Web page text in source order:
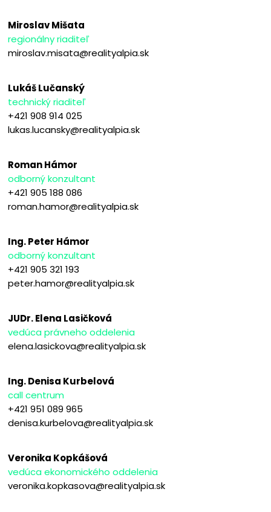
Miroslav Mišata
regionálny riaditeľ
miroslav.misata@realityalpia.sk
Lukáš Lučanský
technický riaditeľ
+421 908 914 025
lukas.lucansky@realityalpia.sk
Roman Hámor
odborný konzultant
+421 905 188 086
roman.hamor@realityalpia.sk
Ing. Peter Hámor
odborný konzultant
+421 905 321 193
peter.hamor@realityalpia.sk
JUDr. Elena Lasičková
vedúca právneho oddelenia
elena.lasickova@realityalpia.sk
Ing. Denisa Kurbelová
call centrum
+421 951 089 965
denisa.kurbelova@realityalpia.sk
Veronika Kopkášová
vedúca ekonomického oddelenia
veronika.kopkasova@realityalpia.sk